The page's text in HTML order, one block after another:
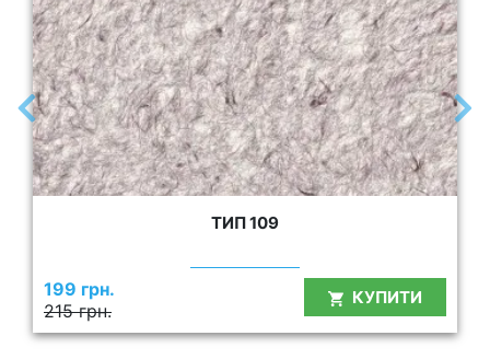
ТИП 109
215 грн.
199 грн. КУПИТИ